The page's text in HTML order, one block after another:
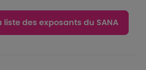
liste des exposants du SANA